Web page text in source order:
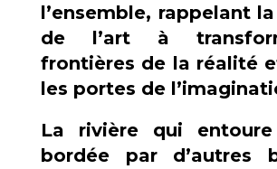
l’ensemble, rappelant
de l’art à
frontières de la réalité
les portes de
La rivière qui
bordée par d’autres